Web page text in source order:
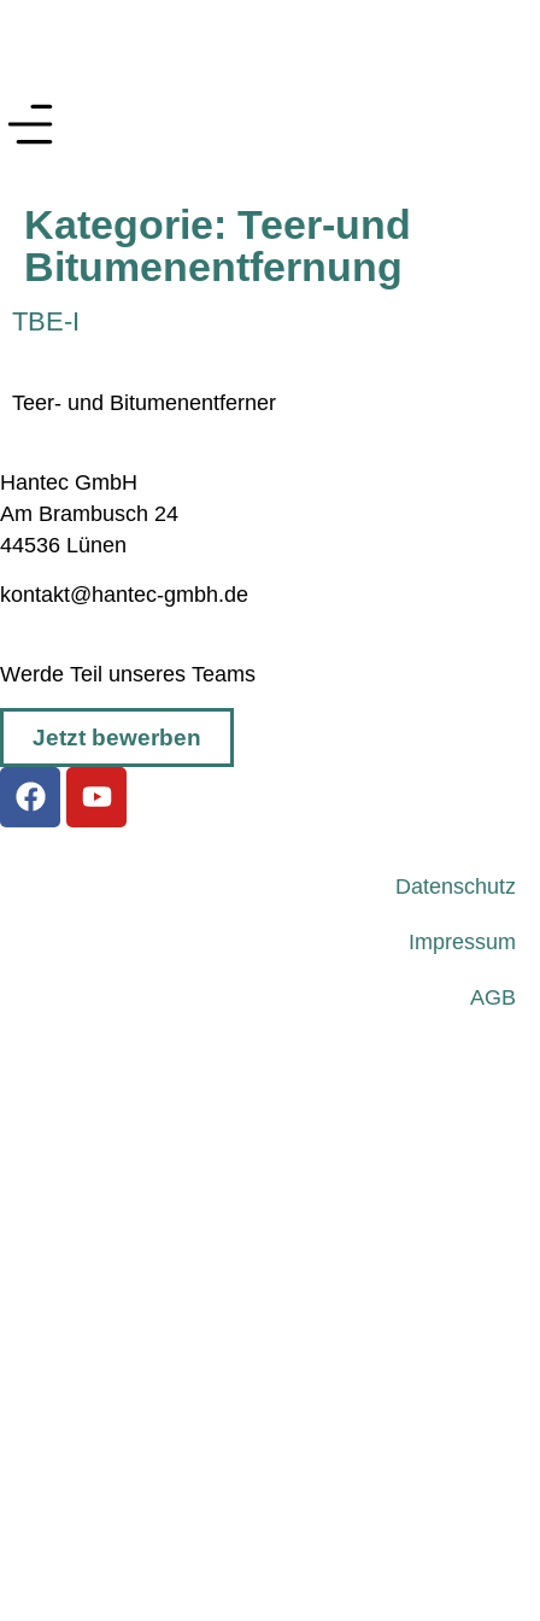
Kategorie: Teer-und
Bitumenentfernung
TBE-I
Teer- und Bitumenentferner
Hantec GmbH
Am Brambusch 24
44536 Lünen
kontakt@hantec-gmbh.de
Werde Teil unseres Teams
Jetzt bewerben
Datenschutz
Impressum
AGB